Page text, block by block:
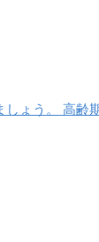
ょう。 高齢